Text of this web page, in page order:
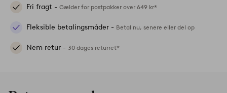
Fri fragt - Gælder for postpakker over 649 kr*
Fleksible betalingsmåder - Betal nu, senere eller del op
Nem retur - 30 dages returret*